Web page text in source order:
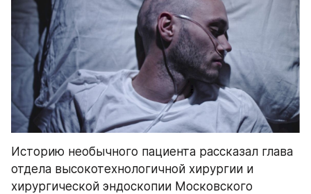
Историю необычного пациента рассказал глава
отдела высокотехнологичной хирургии и
хирургической эндоскопии Московского